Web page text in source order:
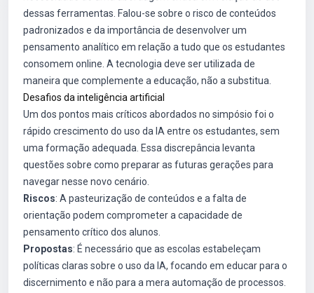
dessas ferramentas. Falou-se sobre o risco de conteúdos
padronizados e da importância de desenvolver um
pensamento analítico em relação a tudo que os estudantes
consomem online. A tecnologia deve ser utilizada de
maneira que complemente a educação, não a substitua.
Desafios da inteligência artificial
Um dos pontos mais críticos abordados no simpósio foi o
rápido crescimento do uso da IA entre os estudantes, sem
uma formação adequada. Essa discrepância levanta
questões sobre como preparar as futuras gerações para
navegar nesse novo cenário.
Riscos: A pasteurização de conteúdos e a falta de
orientação podem comprometer a capacidade de
pensamento crítico dos alunos.
Propostas: É necessário que as escolas estabeleçam
políticas claras sobre o uso da IA, focando em educar para o
discernimento e não para a mera automação de processos.